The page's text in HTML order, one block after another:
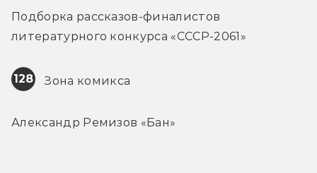
Подборка рассказов-финалистов
литературного конкурса «СССР-2061»
128 Зона комикса
Александр Ремизов «Бан»